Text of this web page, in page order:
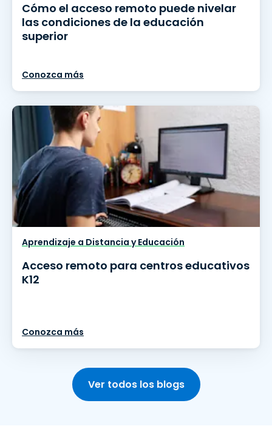
Cómo el acceso remoto puede nivelar
las condiciones de la educación
superior
Conozca más
Aprendizaje a Distancia y Educación
Acceso remoto para centros educativos
K12
Conozca más
Ver todos los blogs